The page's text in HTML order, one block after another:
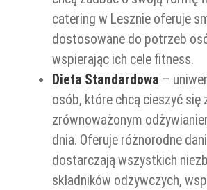
catering w Lesznie oferuje
dostosowane do potrzeb
wspierając ich cele fitness.
Dieta Standardowa –
osób, które chcą cieszyć się
zrównoważonym
dnia. Oferuje różnorodne
dostarczają wszystkich
składników odżywczych,